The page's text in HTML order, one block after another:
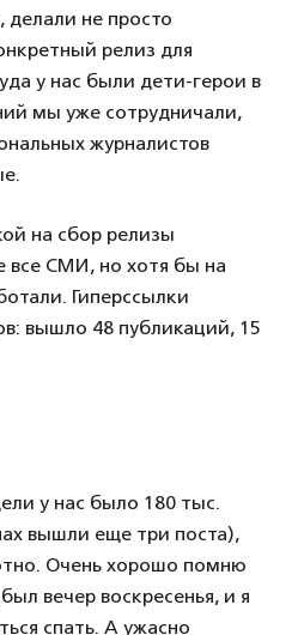
делали не просто
релиз для
у нас были дети-герои в
мы уже сотрудничали,
журналистов
на сбор релизы
все СМИ, но хотя бы на
Гиперссылки
вышло 48 публикаций, 15
у нас было 180 тыс.
вышли еще три поста),
Очень хорошо помню
вечер воскресенья, и я
спать. А ужасно